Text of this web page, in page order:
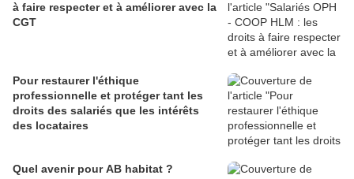
à faire respecter et à améliorer avec la
CGT
Pour restaurer l'éthique
professionnelle et protéger tant les
droits des salariés que les intérêts
des locataires
Quel avenir pour AB habitat ?